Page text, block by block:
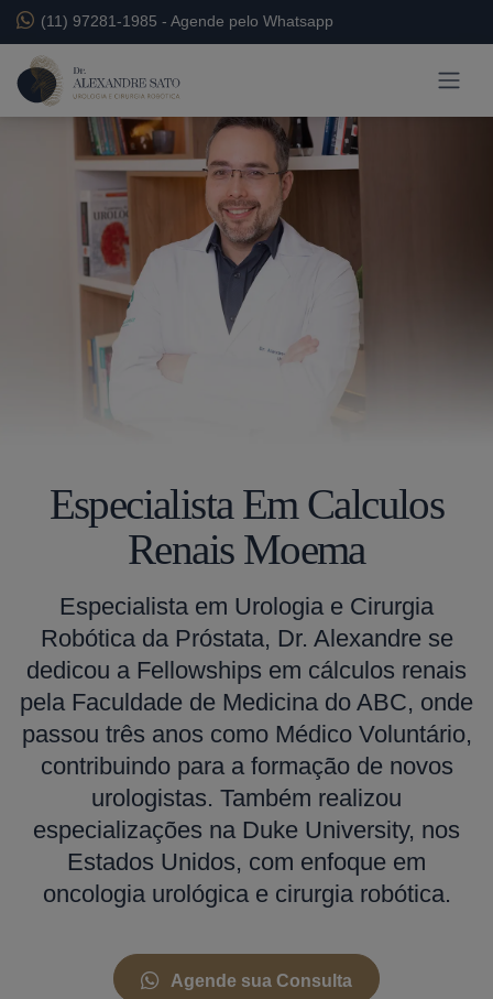
(11) 97281-1985 - Agende pelo Whatsapp
Especialista Em Calculos
Renais Moema
Especialista em Urologia e Cirurgia
Robótica da Próstata, Dr. Alexandre se
dedicou a Fellowships em cálculos renais
pela Faculdade de Medicina do ABC, onde
passou três anos como Médico Voluntário,
contribuindo para a formação de novos
urologistas. Também realizou
especializações na Duke University, nos
Estados Unidos, com enfoque em
oncologia urológica e cirurgia robótica.
Agende sua Consulta